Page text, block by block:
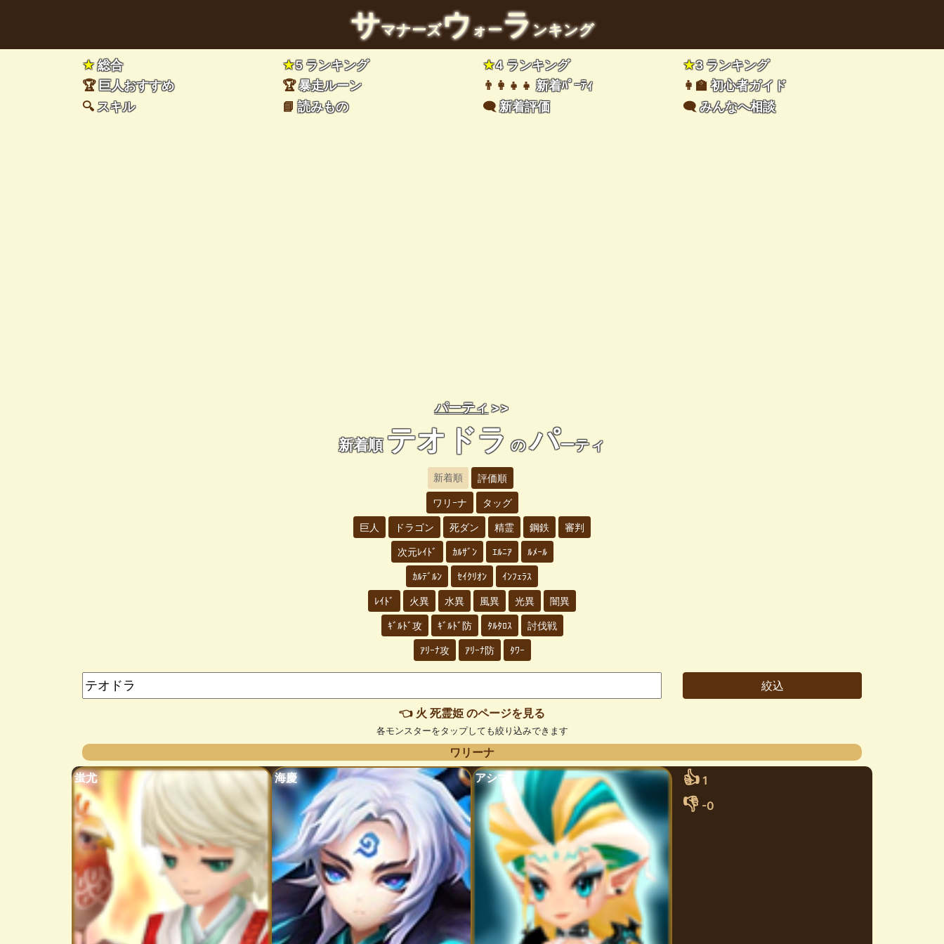
サマナーズウォーランキング
★総合 ★5 ランキング ★4 ランキング ★3 ランキング
🏆 巨人おすすめ 🏆暴走ルーン 👨‍👩‍👧‍👧新着ﾊﾟｰﾃｨ 👩‍🏫初心者ガイド
🔍スキル 📘読みもの 🗨️新着評価 🗨️みんなへ相談
パーティ >>
新着順テオドラ のパーティ
新着順 評価順
ワリｰナ タッグ
巨人 ドラゴン 死ダン 精霊 鋼鉄 審判
次元ﾚｲﾄﾞ ｶﾙｻﾞﾝ ｴﾙﾆｱ ﾙﾒｰﾙ
ｶﾙﾃﾞﾙﾝ ｾｲｸﾘｵﾝ ｲﾝﾌｪﾗｽ
ﾚｲﾄﾞ 火異 水異 風異 光異 闇異
ｷﾞﾙﾄﾞ攻 ｷﾞﾙﾄﾞ防 ﾀﾙﾀﾛｽ 討伐戦
ｱﾘｰﾅ攻 ｱﾘｰﾅ防 ﾀﾜｰ
👈 火 死霊姫 のページを見る
各モンスターをタップしても絞り込みできます
ワリーナ
蚩尤
海慶 アシマ 👍 1
👎 -0